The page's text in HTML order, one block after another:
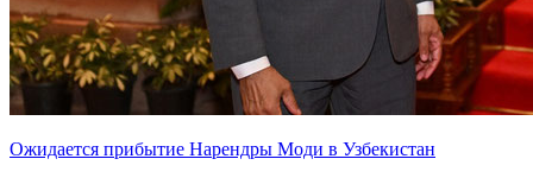
Ожидается прибытие Нарендры Моди в Узбекистан